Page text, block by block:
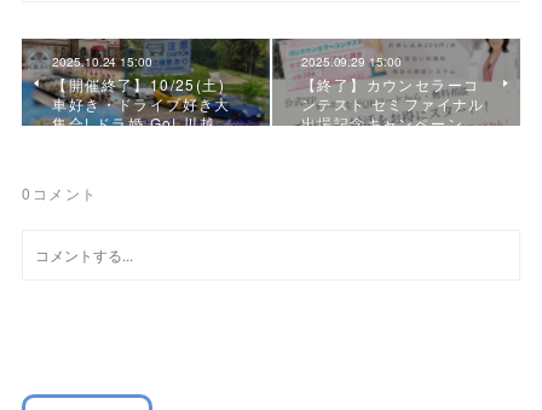
2025.10.24 15:00
【開催終了】10/25(土)
車好き・ドライブ好き大
集合! ドラ婚 Go! 川越…
2025.09.29 15:00
【終了】カウンセラーコ
ンテスト セミファイナル
出場記念キャンペーン
0 コメント